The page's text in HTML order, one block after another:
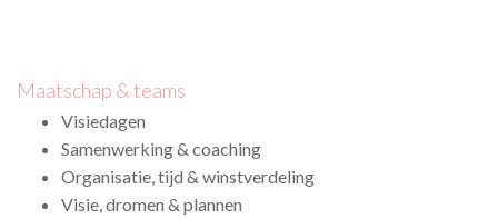
Maatschap & teams
Visiedagen
Samenwerking & coaching
Organisatie, tijd & winstverdeling
Visie, dromen & plannen